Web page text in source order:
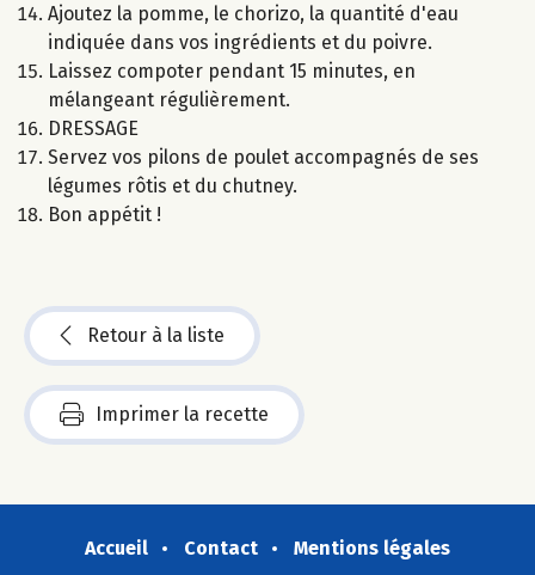
Ajoutez la pomme, le chorizo, la quantité d'eau
indiquée dans vos ingrédients et du poivre.
Laissez compoter pendant 15 minutes, en
mélangeant régulièrement.
DRESSAGE
Servez vos pilons de poulet accompagnés de ses
légumes rôtis et du chutney.
Bon appétit !
Retour à la liste
Imprimer la recette
Accueil Contact
Mentions légales